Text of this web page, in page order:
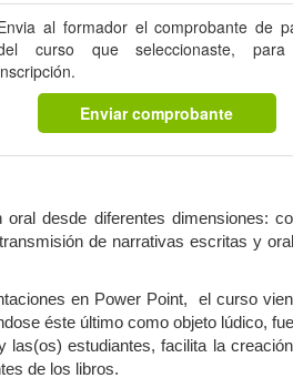
al formador el comprobante de
curso que seleccionaste,
Enviar comprobante
desde diferentes dimensiones:
de narrativas escritas y
en Power Point, el curso
éste último como objeto lúdico,
estudiantes, facilita la
de los libros.